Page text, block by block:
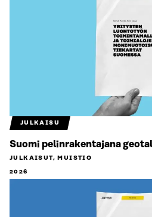
JULKAISU
Suomi pelinrakentajana
JULKAISUT, MUISTIO
2026